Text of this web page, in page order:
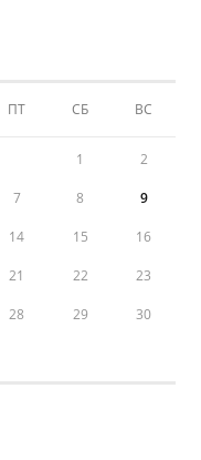
ПТ СБ ВС
1 2
7 8 9
14 15 16
21 22 23
28 29 30